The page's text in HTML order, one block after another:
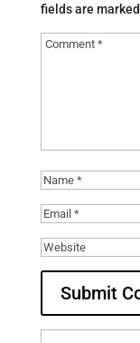
fields are marked